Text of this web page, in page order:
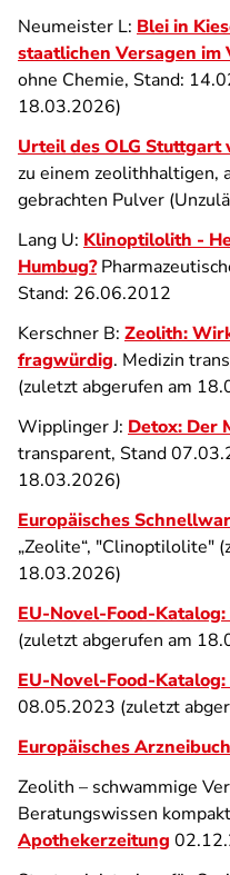
Neumeister L: Blei in
staatlichen Versagen im
ohne Chemie, Stand:
18.03.2026)
Urteil des OLG Stuttgart
zu einem zeolithhaltigen,
gebrachten Pulver
Lang U: Klinoptilolith -
Humbug?
Stand: 26.06.2012
Kerschner B: Zeolith:
fragwürdig. Medizin
(zuletzt abgerufen am
Wipplinger J: Detox: Der
transparent, Stand
18.03.2026)
Europäisches
„Zeolite“, "Clinoptilolite"
18.03.2026)
EU-Novel-Food-
(zuletzt abgerufen am
EU-Novel-Food-Katalog:
08.05.2023 (zuletzt
Europäisches Arzneibuch
Zeolith – schwammige
Beratungswissen
Apothekerzeitung